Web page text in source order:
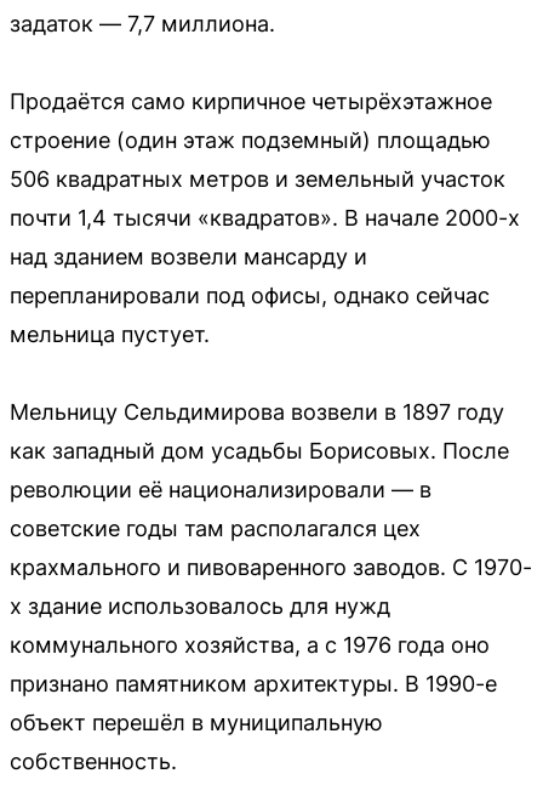
задаток — 7,7 миллиона.
Продаётся само кирпичное четырёхэтажное
строение (один этаж подземный) площадью
506 квадратных метров и земельный участок
почти 1,4 тысячи «квадратов». В начале 2000-х
над зданием возвели мансарду и
перепланировали под офисы, однако сейчас
мельница пустует.
Мельницу Сельдимирова возвели в 1897 году
как западный дом усадьбы Борисовых. После
революции её национализировали — в
советские годы там располагался цех
крахмального и пивоваренного заводов. С 1970-
х здание использовалось для нужд
коммунального хозяйства, а с 1976 года оно
признано памятником архитектуры. В 1990-е
объект перешёл в муниципальную
собственность.